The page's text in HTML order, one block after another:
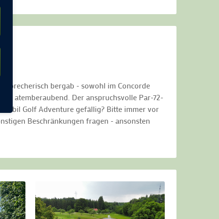
bergab - sowohl im Concorde
atemberaubend. Der anspruchsvolle Par-72-
Golf Adventure gefällig? Bitte immer vor
Beschränkungen fragen - ansonsten